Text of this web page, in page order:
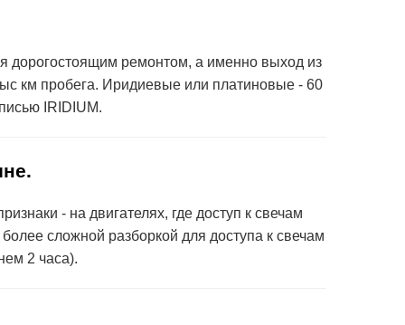
дорогостоящим ремонтом, а именно выход из
км пробега. Иридиевые или платиновые - 60
IRIDIUM.
- на двигателях, где доступ к свечам
сложной разборкой для доступа к свечам
2 часа).